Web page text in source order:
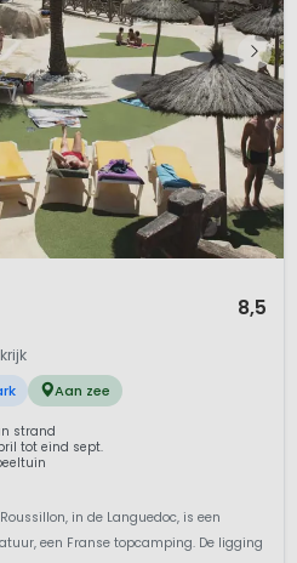
8,5
Aan zee
strand
tot eind sept.
in de Languedoc, is een
een Franse topcamping. De ligging